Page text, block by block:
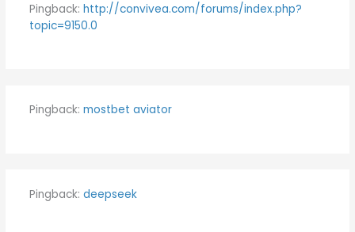
Pingback: http://convivea.com/forums/index.php?
topic=9150.0
Pingback: mostbet aviator
Pingback: deepseek